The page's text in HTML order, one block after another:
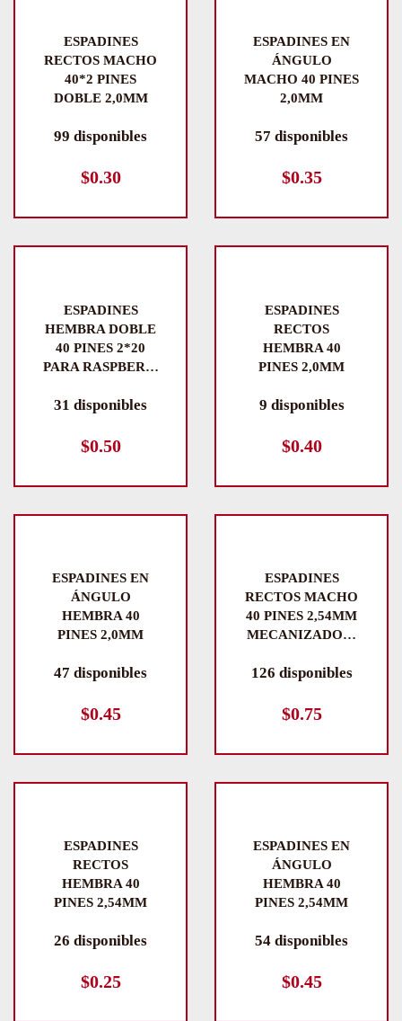
ESPADINES
RECTOS MACHO
40*2 PINES
DOBLE 2,0MM
99 disponibles
$0.30
ESPADINES EN
ÁNGULO
MACHO 40 PINES
2,0MM
57 disponibles
$0.35
ESPADINES
HEMBRA DOBLE
40 PINES 2*20
PARA RASPBER…
31 disponibles
$0.50
ESPADINES
RECTOS
HEMBRA 40
PINES 2,0MM
9 disponibles
$0.40
ESPADINES EN
ÁNGULO
HEMBRA 40
PINES 2,0MM
47 disponibles
$0.45
ESPADINES
RECTOS MACHO
40 PINES 2,54MM
MECANIZADO…
126 disponibles
$0.75
ESPADINES
RECTOS
HEMBRA 40
PINES 2,54MM
26 disponibles
$0.25
ESPADINES EN
ÁNGULO
HEMBRA 40
PINES 2,54MM
54 disponibles
$0.45